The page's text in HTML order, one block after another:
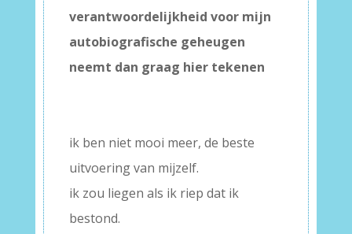
verantwoordelijkheid voor mijn
autobiografische geheugen
neemt dan graag hier tekenen
ik ben niet mooi meer, de beste
uitvoering van mijzelf.
ik zou liegen als ik riep dat ik
bestond.